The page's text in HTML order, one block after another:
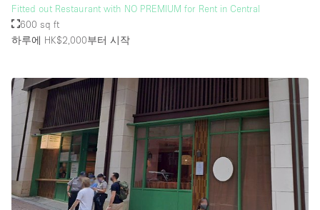
쇼핑몰
윗층
기타
Fitted out Restaurant with NO PREMIUM for Rent in Central
600 sq ft
하루에 HK$2,000부터 시작